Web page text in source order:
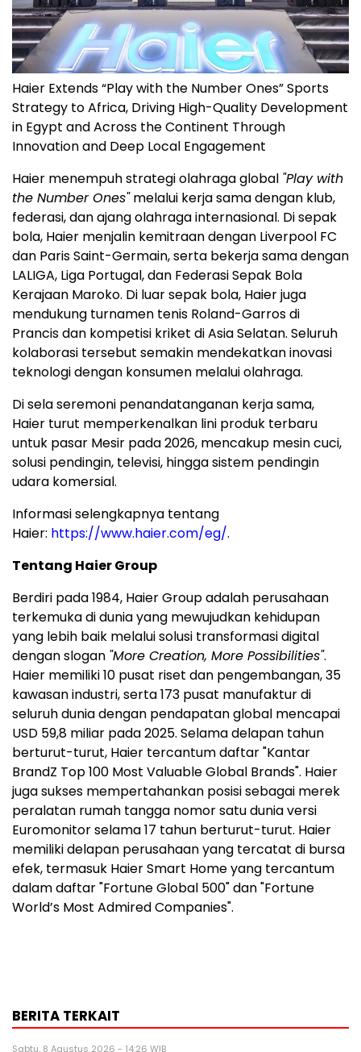
Haier Extends “Play with the Number Ones” Sports
Strategy to Africa, Driving High-Quality Development
in Egypt and Across the Continent Through
Innovation and Deep Local Engagement
Haier menempuh strategi olahraga global "Play with
the Number Ones"melalui kerja sama dengan klub,
federasi, dan ajang olahraga internasional. Di sepak
bola, Haier menjalin kemitraan dengan Liverpool FC
dan Paris Saint-Germain, serta bekerja sama dengan
LALIGA, Liga Portugal, dan Federasi Sepak Bola
Kerajaan Maroko. Di luar sepak bola, Haier juga
mendukung turnamen tenis Roland-Garros di
Prancis dan kompetisi kriket di Asia Selatan. Seluruh
kolaborasi tersebut semakin mendekatkan inovasi
teknologi dengan konsumen melalui olahraga.
Di sela seremoni penandatanganan kerja sama,
Haier turut memperkenalkan lini produk terbaru
untuk pasar Mesir pada 2026, mencakup mesin cuci,
solusi pendingin, televisi, hingga sistem pendingin
udara komersial.
Informasi selengkapnya tentang
Haier: https://www.haier.com/eg/.
Tentang Haier Group
Berdiri pada 1984, Haier Group adalah perusahaan
terkemuka di dunia yang mewujudkan kehidupan
yang lebih baik melalui solusi transformasi digital
dengan slogan "More Creation, More Possibilities".
Haier memiliki 10 pusat riset dan pengembangan, 35
kawasan industri, serta 173 pusat manufaktur di
seluruh dunia dengan pendapatan global mencapai
USD 59,8 miliar pada 2025. Selama delapan tahun
berturut-turut, Haier tercantum daftar "Kantar
BrandZ Top 100 Most Valuable Global Brands". Haier
juga sukses mempertahankan posisi sebagai merek
peralatan rumah tangga nomor satu dunia versi
Euromonitor selama 17 tahun berturut-turut. Haier
memiliki delapan perusahaan yang tercatat di bursa
efek, termasuk Haier Smart Home yang tercantum
dalam daftar "Fortune Global 500" dan "Fortune
World’s Most Admired Companies".
BERITA TERKAIT
Sabtu, 8 Agustus 2026 - 14:26 WIB